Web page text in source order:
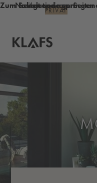
Zum Inhalt springen
Zum Seitenende springen
Zur Navigation am
PRIVAT